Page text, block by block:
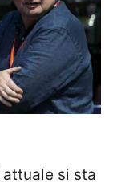
attuale si sta